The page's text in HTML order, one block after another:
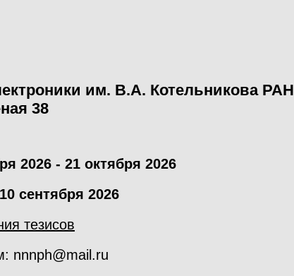
им. В.А. Котельникова РАН
38
2026 - 21 октября 2026
сентября 2026
тезисов
nnnph@mail.ru